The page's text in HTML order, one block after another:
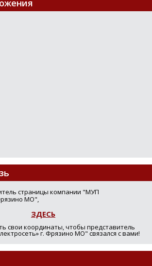
страницы компании "МУП
МО",
ЗДЕСЬ
свои координаты, чтобы представитель
г. Фрязино МО" связался с вами!